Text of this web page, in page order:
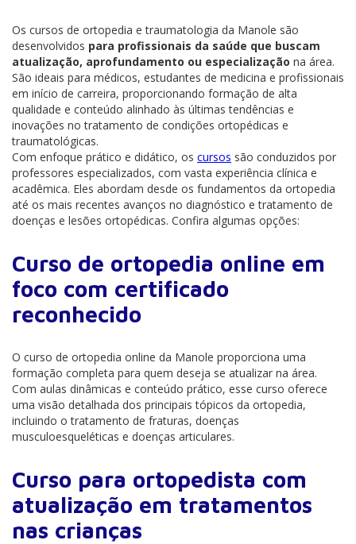
Os cursos de ortopedia e traumatologia da Manole são
desenvolvidos para profissionais da saúde que buscam
atualização, aprofundamento ou especialização na área.
São ideais para médicos, estudantes de medicina e profissionais
em início de carreira, proporcionando formação de alta
qualidade e conteúdo alinhado às últimas tendências e
inovações no tratamento de condições ortopédicas e
traumatológicas.
Com enfoque prático e didático, os cursos são conduzidos por
professores especializados, com vasta experiência clínica e
acadêmica. Eles abordam desde os fundamentos da ortopedia
até os mais recentes avanços no diagnóstico e tratamento de
doenças e lesões ortopédicas. Confira algumas opções:
Curso de ortopedia online em
foco com certificado
reconhecido
O curso de ortopedia online da Manole proporciona uma
formação completa para quem deseja se atualizar na área.
Com aulas dinâmicas e conteúdo prático, esse curso oferece
uma visão detalhada dos principais tópicos da ortopedia,
incluindo o tratamento de fraturas, doenças
musculoesqueléticas e doenças articulares.
Curso para ortopedista com
atualização em tratamentos
nas crianças